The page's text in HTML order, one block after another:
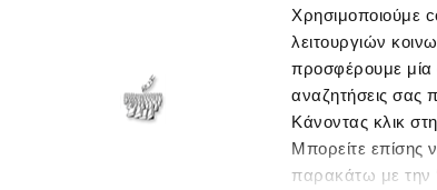
Χρησιμοποιούμε
λειτουργιών
προσφέρουμε μία
αναζητήσεις σας
Κάνοντας κλικ
Μπορείτε επίσης
παρακάτω με την